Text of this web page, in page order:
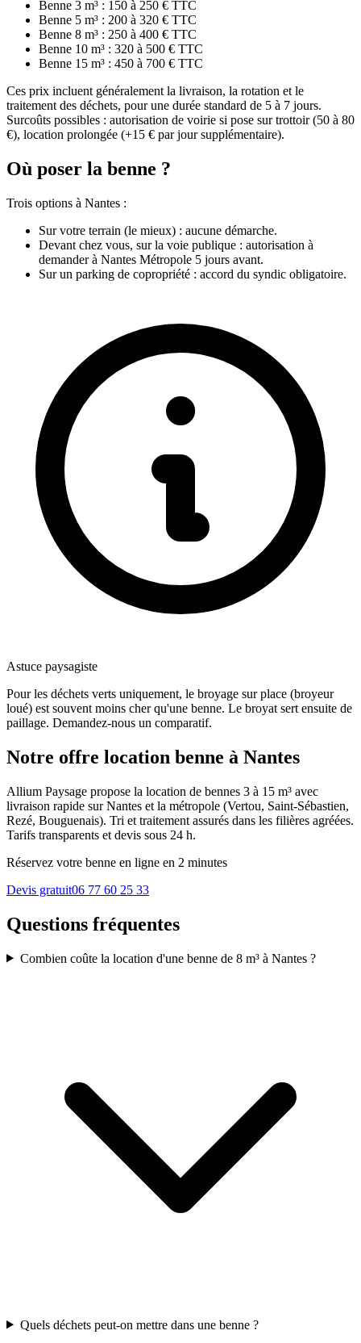
Benne 3 m³ : 150 à 250 € TTC
Benne 5 m³ : 200 à 320 € TTC
Benne 8 m³ : 250 à 400 € TTC
Benne 10 m³ : 320 à 500 € TTC
Benne 15 m³ : 450 à 700 € TTC
Ces prix incluent généralement la livraison, la rotation et le
traitement des déchets, pour une durée standard de 5 à 7 jours.
Surcoûts possibles : autorisation de voirie si pose sur trottoir (50 à 80
€), location prolongée (+15 € par jour supplémentaire).
Où poser la benne ?
Trois options à Nantes :
Sur votre terrain (le mieux) : aucune démarche.
Devant chez vous, sur la voie publique : autorisation à
demander à Nantes Métropole 5 jours avant.
Sur un parking de copropriété : accord du syndic obligatoire.
Astuce paysagiste
Pour les déchets verts uniquement, le broyage sur place (broyeur
loué) est souvent moins cher qu'une benne. Le broyat sert ensuite de
paillage. Demandez-nous un comparatif.
Notre offre location benne à Nantes
Allium Paysage propose la location de bennes 3 à 15 m³ avec
livraison rapide sur Nantes et la métropole (Vertou, Saint-Sébastien,
Rezé, Bouguenais). Tri et traitement assurés dans les filières agréées.
Tarifs transparents et devis sous 24 h.
Réservez votre benne en ligne en 2 minutes
Devis gratuit06 77 60 25 33
Questions fréquentes
Combien coûte la location d'une benne de 8 m³ à Nantes ?
Quels déchets peut-on mettre dans une benne ?